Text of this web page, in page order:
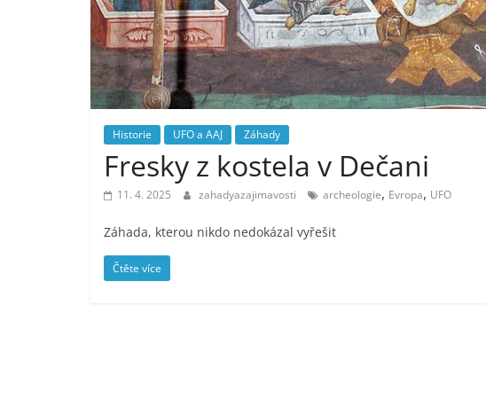
Historie UFO a AAJ Záhady
Fresky z kostela v Dečani
11. 4. 2025 zahadyazajimavosti archeologie, Evropa, UFO
Záhada, kterou nikdo nedokázal vyřešit
Čtěte více